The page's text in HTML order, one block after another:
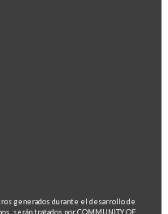
generados durante el desarrollo de
serán tratados por COMMUNITY OF